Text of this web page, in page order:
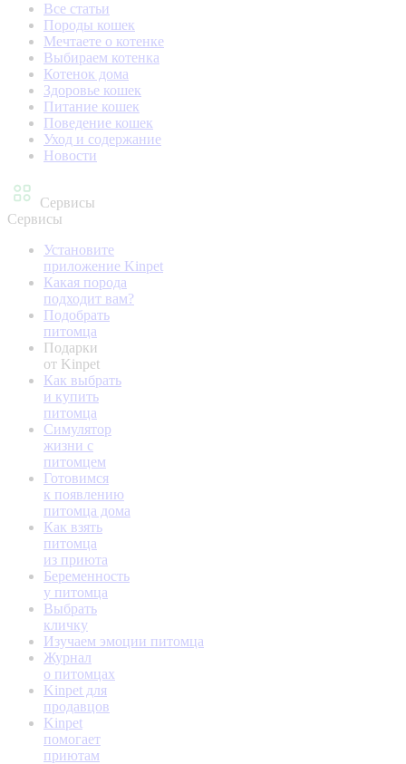
Все статьи
Породы кошек
Мечтаете о котенке
Выбираем котенка
Котенок дома
Здоровье кошек
Питание кошек
Поведение кошек
Уход и содержание
Новости
Сервисы
Сервисы
Установите
приложение Kinpet
Какая порода
подходит вам?
Подобрать
питомца
Подарки
от Kinpet
Как выбрать
и купить
питомца
Симулятор
жизни с
питомцем
Готовимся
к появлению
питомца дома
Как взять
питомца
из приюта
Беременность
у питомца
Выбрать
кличку
Изучаем эмоции питомца
Журнал
о питомцах
Kinpet для
продавцов
Kinpet
помогает
приютам